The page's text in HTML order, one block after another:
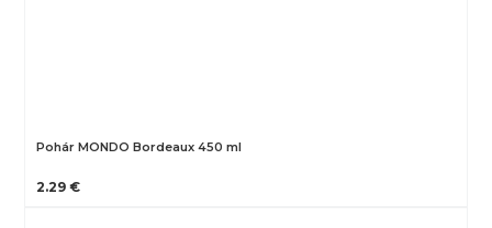
Pohár MONDO Bordeaux 450 ml
2.29 €